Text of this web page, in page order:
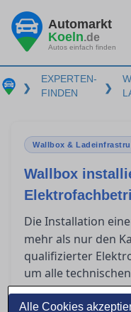
Alle Cookies
Automarkt
Koeln.de
Autos einfach finden
❯
EXPERTEN-
FINDEN
❯
Wallbox &
Wallbox
Die Installation
mehr als nur den
qualifizierter
um alle
Anforderungen zu
beleuchtet, was